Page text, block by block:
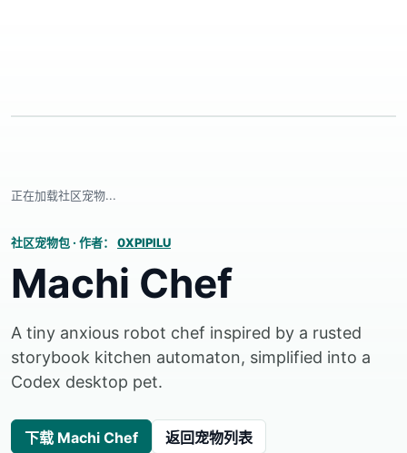
正在加载社区宠物...
社区宠物包 · 作者： 0XPIPILU
Machi Chef
A tiny anxious robot chef inspired by a rusted
storybook kitchen automaton, simplified into a
Codex desktop pet.
下载 Machi Chef 返回宠物列表